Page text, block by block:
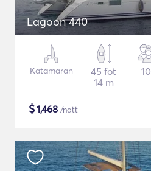
Lagoon 440
Katamaran
45 fot
14 m
10
$1,468 /natt